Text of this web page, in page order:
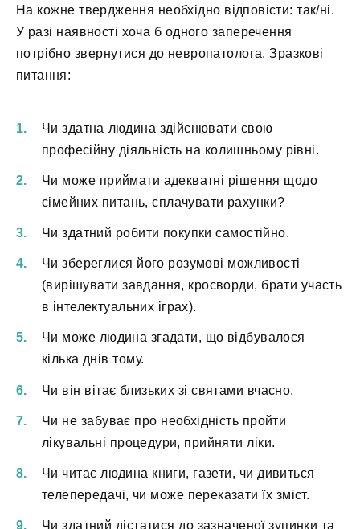
На кожне твердження необхідно відповісти: так/ні.
У разі наявності хоча б одного заперечення
потрібно звернутися до невропатолога. Зразкові
питання:
Чи здатна людина здійснювати свою
професійну діяльність на колишньому рівні.
Чи може приймати адекватні рішення щодо
сімейних питань, сплачувати рахунки?
Чи здатний робити покупки самостійно.
Чи збереглися його розумові можливості
(вирішувати завдання, кросворди, брати участь
в інтелектуальних іграх).
Чи може людина згадати, що відбувалося
кілька днів тому.
Чи він вітає близьких зі святами вчасно.
Чи не забуває про необхідність пройти
лікувальні процедури, прийняти ліки.
Чи читає людина книги, газети, чи дивиться
телепередачі, чи може переказати їх зміст.
Чи здатний дістатися до зазначеної зупинки та